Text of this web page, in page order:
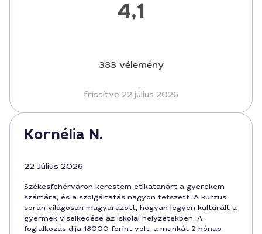
4,1
383 vélemény
frissítve 22 július 2026
Kornélia N.
22 Július 2026
Székesfehérváron kerestem etikatanárt a gyerekem
számára, és a szolgáltatás nagyon tetszett. A kurzus
során világosan magyarázott, hogyan legyen kulturált a
gyermek viselkedése az iskolai helyzetekben. A
foglalkozás díja 18000 forint volt, a munkát 2 hónap